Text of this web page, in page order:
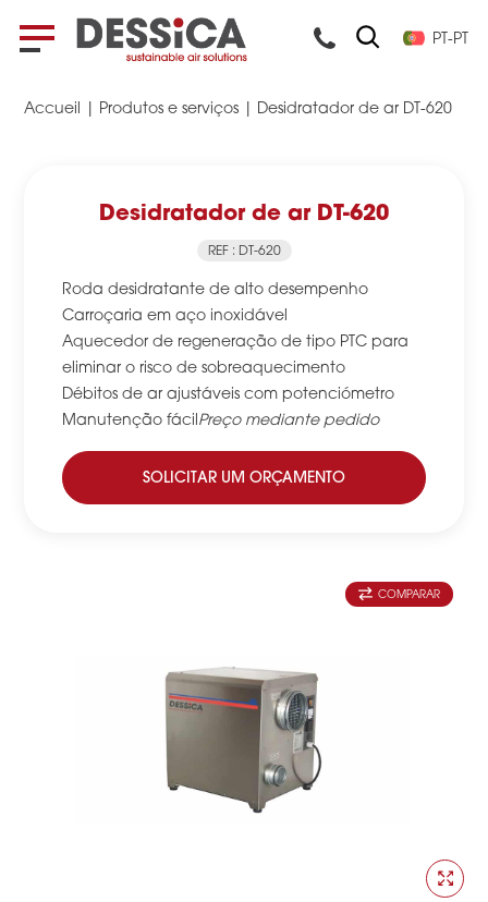
PT-PT
Accueil Produtos e serviços Desidratador de ar DT-620
COMPARAR
Desidratador de ar DT-620
REF : DT-620
Roda desidratante de alto desempenho
Carroçaria em aço inoxidável
Aquecedor de regeneração de tipo PTC para
eliminar o risco de sobreaquecimento
Débitos de ar ajustáveis com potenciómetro
Manutenção fácilPreço mediante pedido
SOLICITAR UM ORÇAMENTO